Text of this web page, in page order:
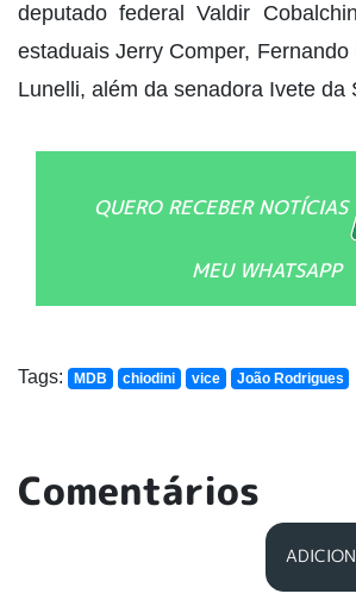
deputado federal Valdir
estaduais Jerry Comper,
Lunelli, além da senadora Ivete da
QUERO RECEBER NOTÍCIAS
MEU WHATSAPP
Tags: MDB chiodini vice João Rodrigues
Comentários